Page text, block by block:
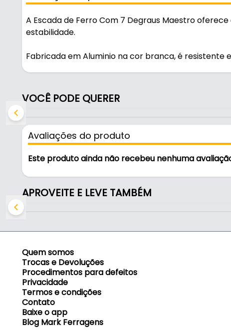
A Escada de Ferro Com 7 Degraus Maestro
estabilidade.
Fabricada em Aluminio na cor branca, é resistente
- Marca: Maestro
- Material: Aluminio
- Altura total aberta: 201 cm
- Largura total aberta: 86 cm
- Altura total fechada: 208 cm
- Peso máximo permitido: 120kg
- Contém: 7 degraus
- Largura inferior: 44 cm
VOCÊ PODE QUERER
Avaliações do produto
Este produto ainda não recebeu nenhuma
APROVEITE E LEVE TAMBÉM
Quem somos
Trocas e Devoluções
Procedimentos para defeitos
Privacidade
Termos e condições
Contato
Baixe o app
Blog Mark Ferragens